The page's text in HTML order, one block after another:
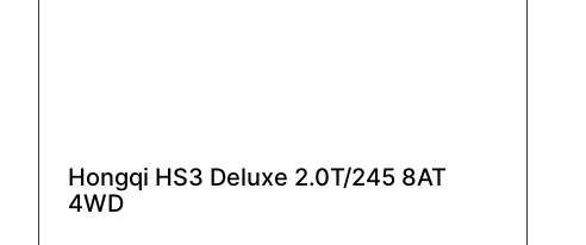
Hongqi HS3 Deluxe 2.0Т/245 8AT
4WD